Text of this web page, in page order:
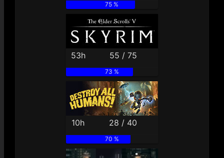
75 %
53h 55 / 75
73 %
10h 28 / 40
70 %